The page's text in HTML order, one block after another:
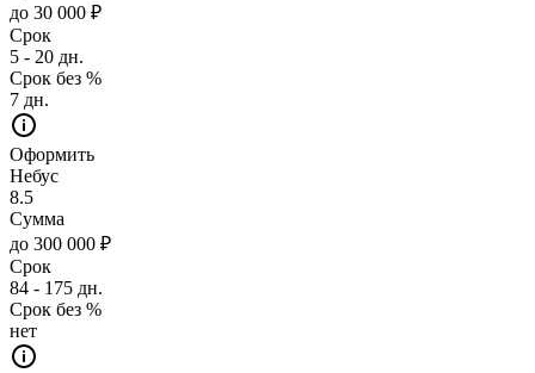
до 30 000 ₽
Срок
5 - 20 дн.
Срок без %
7 дн.
Оформить
Небус
8.5
Сумма
до 300 000 ₽
Срок
84 - 175 дн.
Срок без %
нет